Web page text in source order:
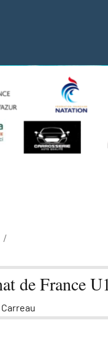
de France